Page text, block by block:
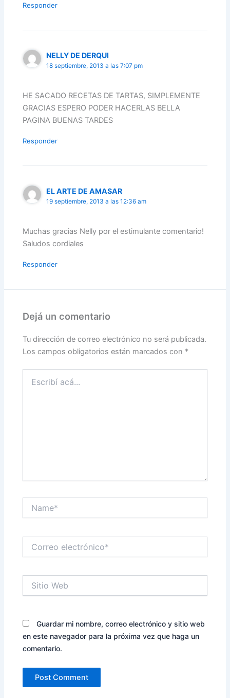
Responder
NELLY DE DERQUI
18 septiembre, 2013 a las 7:07 pm
HE SACADO RECETAS DE TARTAS, SIMPLEMENTE
GRACIAS ESPERO PODER HACERLAS BELLA
PAGINA BUENAS TARDES
Responder
EL ARTE DE AMASAR
19 septiembre, 2013 a las 12:36 am
Muchas gracias Nelly por el estimulante comentario!
Saludos cordiales
Responder
Dejá un comentario
Tu dirección de correo electrónico no será publicada.
Los campos obligatorios están marcados con *
acá...
electrónico*
Web
Guardar mi nombre, correo electrónico y sitio web
en este navegador para la próxima vez que haga un
comentario.